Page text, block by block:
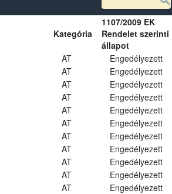
Kategória
1107/2009 EK
Rendelet szerinti
állapot
AT Engedélyezett
AT Engedélyezett
AT Engedélyezett
AT Engedélyezett
AT Engedélyezett
AT Engedélyezett
AT Engedélyezett
AT Engedélyezett
AT Engedélyezett
AT Engedélyezett
AT Engedélyezett